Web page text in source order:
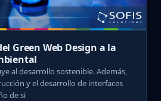
Green Web Design a la
al desarrollo sostenible. Además,
y el desarrollo de interfaces
de si